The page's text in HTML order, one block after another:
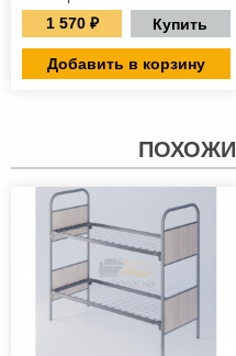
1 570 ₽
Купить
Добавить в корзину